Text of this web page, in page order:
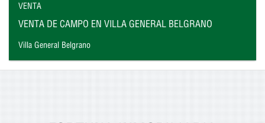
VENTA
VENTA DE CAMPO EN VILLA GENERAL BELGRANO
Villa General Belgrano